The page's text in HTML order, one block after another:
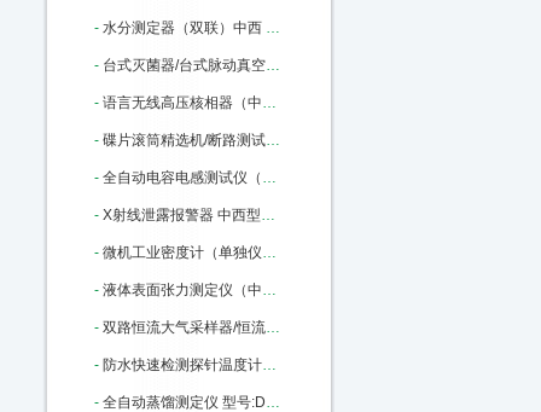
- 水分测定器（双联）中西 型号:SY2-DSY-013A 库号：M161799
- 台式灭菌器/台式脉动真空蒸汽灭菌 中西 型号:QY02-TMQ-240B/A库号：M175973
- 语言无线高压核相器（中西） 型号:TAG6000库号：M355159
- 碟片滚筒精选机/断路测试仪/（中西） 型号:TD7001库号：M375970
- 全自动电容电感测试仪（中西） 型号:GSDR-III库号：M379800
- X射线泄露报警器 中西型号:FL17-RAD-60库号：M405917
- 微机工业密度计（单独仪表） 型号:TC69-FBM-2398库号：M163663
- 液体表面张力测定仪（中西） 型号:PX56-BZ-2库号：M238040
- 双路恒流大气采样器/恒流采样器（中西） 型号:SC-3000库号：M357855
- 防水快速检测探针温度计中西 型号:DS75/MN11063库号：M391360
- 全自动蒸馏测定仪 型号:DY91/107D库号：M400053